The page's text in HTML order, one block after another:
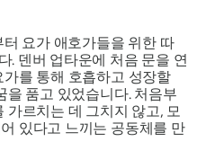
요가 애호가들을 위한 따
. 덴버 업타운에 처음 문을 연
를 통해 호흡하고 성장할
을 품고 있었습니다. 처음부
가르치는 데 그치지 않고, 모
있다고 느끼는 공동체를 만